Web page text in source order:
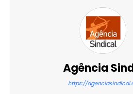
Agência
https://